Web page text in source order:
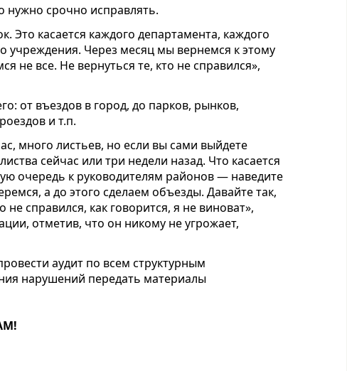
нужно срочно исправлять.
Это касается каждого департамента, каждого
учреждения. Через месяц мы вернемся к этому
не все. Не вернуться те, кто не справился»,
от въездов в город, до парков, рынков,
и т.п.
много листьев, но если вы сами выйдете
сейчас или три недели назад. Что касается
очередь к руководителям районов — наведите
а до этого сделаем объезды. Давайте так,
справился, как говорится, я не виноват»,
отметив, что он никому не угрожает,
аудит по всем структурным
нарушений передать материалы